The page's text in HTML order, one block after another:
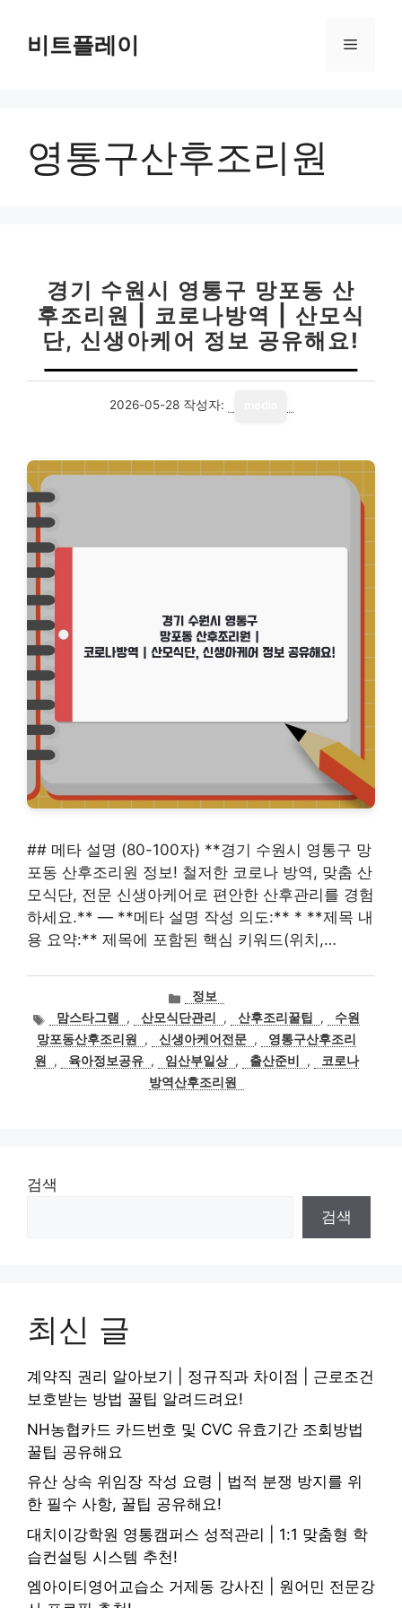
비트플레이 메
영통구산후조리원
경기 수원시 영통구 망포동 산
후조리원 | 코로나방역 | 산모식
단, 신생아케어 정보 공유해요!
2026-05-28 작성자:
## 메타 설명 (80-100자) **경기 수원시 영통구 망
포동 산후조리원 정보! 철저한 코로나 방역, 맞춤 산
모식단, 전문 신생아케어로 편안한 산후관리를 경험
하세요.** — **메타 설명 작성 의도:** * **제목 내
용 요약:** 제목에 포함된 핵심 키워드(위치,…
카
테
고
리
정보
태
그
맘스타그램 , 산모식단관리 , 산후조리꿀팁 ,
수원
망포동산후조리원
, 신생아케어전문 ,
영통구산후조리
원
, 육아정보공유 , 임산부일상 , 출산준비 ,
코로나
방역산후조리원
검색
검색
최신 글
계약직 권리 알아보기 | 정규직과 차이점 | 근로조건
보호받는 방법 꿀팁 알려드려요!
NH농협카드 카드번호 및 CVC 유효기간 조회방법
꿀팁 공유해요
유산 상속 위임장 작성 요령 | 법적 분쟁 방지를 위
한 필수 사항, 꿀팁 공유해요!
대치이강학원 영통캠퍼스 성적관리 | 1:1 맞춤형 학
습컨설팅 시스템 추천!
엠아이티영어교습소 거제동 강사진 | 원어민 전문강